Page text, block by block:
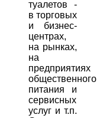
туалетов -
в торговых
и бизнес-
центрах,
на рынках,
на
предприятиях
общественного
питания и
сервисных
услуг и т.п.